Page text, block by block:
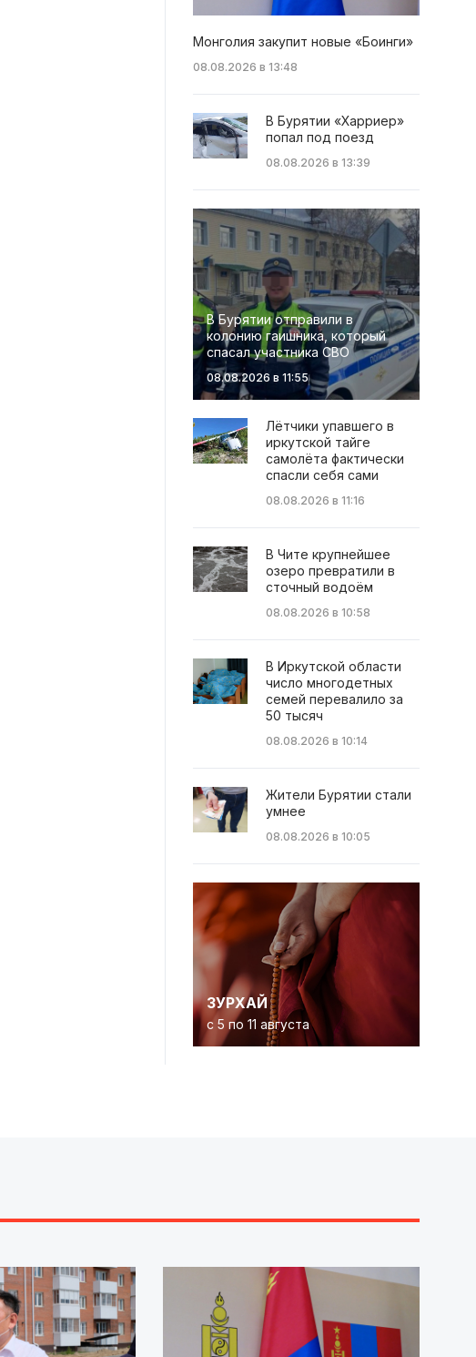
Монголия закупит новые «Боинги»
08.08.2026 в 13:48
В Бурятии «Харриер»
попал под поезд
08.08.2026 в 13:39
В Бурятии отправили в
колонию гаишника, который
спасал участника СВО
08.08.2026 в 11:55
Лётчики упавшего в
иркутской тайге
самолёта фактически
спасли себя сами
08.08.2026 в 11:16
В Чите крупнейшее
озеро превратили в
сточный водоём
08.08.2026 в 10:58
В Иркутской области
число многодетных
семей перевалило за
50 тысяч
08.08.2026 в 10:14
Жители Бурятии стали
умнее
08.08.2026 в 10:05
ЗУРХАЙ
с 5 по 11 августа